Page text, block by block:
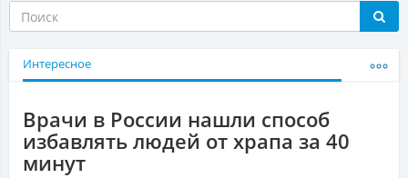
Интересное
Врачи в России нашли способ
избавлять людей от храпа за 40
минут